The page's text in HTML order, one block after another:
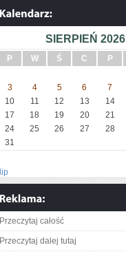
SIERPIEŃ 2026
P W Ś C P
3
4 5 6 7
10
11 12 13 14
17
18 19 20 21
24
25 26 27 28
31
Przeczytaj całość
Przeczytaj dalej tutaj